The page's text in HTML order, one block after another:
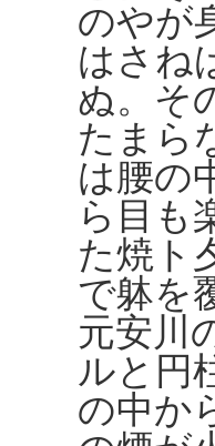
のやが
はさね
ぬ。そ
たまら
は腰の
ら目も
た焼ト
で躰を
元安川
ルと円
の中か